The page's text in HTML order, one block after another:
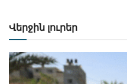
Վերջին լուրեր